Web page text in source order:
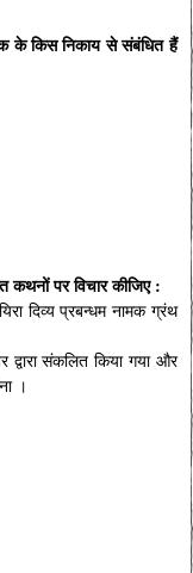
के किस निकाय से संबंधित हैं
कथनों पर विचार कीजिए :
दिव्य प्रबन्धम नामक ग्रंथ
संकलित किया गया और
।